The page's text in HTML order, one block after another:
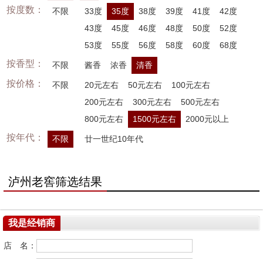
按度数： 不限 33度 35度 38度 39度 41度
42度
43度
45度 46度 48度 50度
52度
53度
55度 56度 58度 60度 68度
按香型： 不限 酱香 浓香 清香
按价格： 不限 20元左右 50元左右
100元左右
200元左右
300元左右
500元左右
800元左右
1500元左右 2000元以上
按年代： 不限 廿一世纪10年代
泸州老窖筛选结果
我是经销商
店 名：